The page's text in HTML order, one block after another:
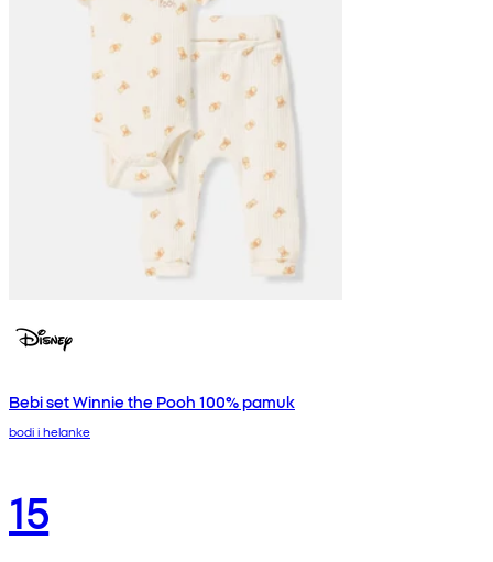
Bebi set Winnie the Pooh 100% pamuk
bodi i helanke
15